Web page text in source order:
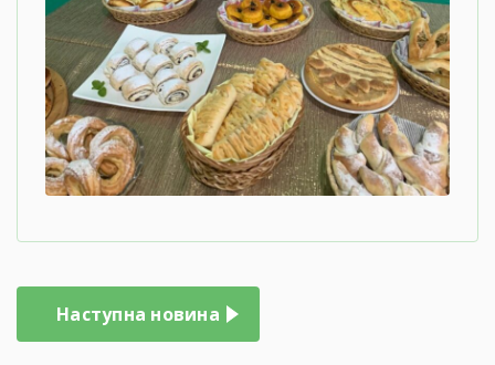
Навігація
записів
Наступна новина